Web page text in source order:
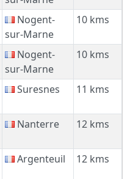
Nogent-
sur-Marne
10 kms
Nogent-
sur-Marne
10 kms
Suresnes 11 kms
Nanterre 12 kms
Argenteuil 12 kms